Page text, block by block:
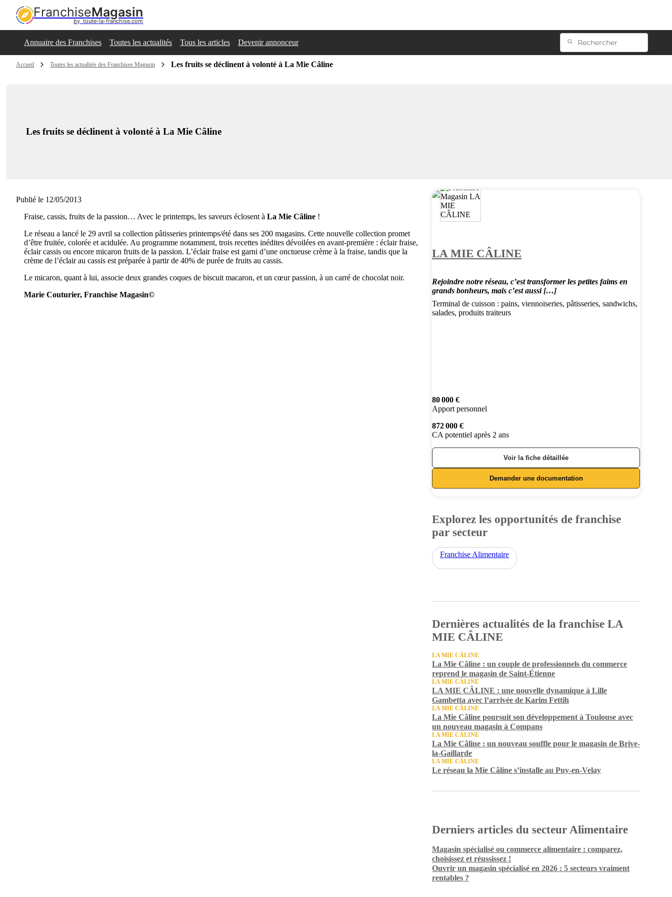
FranchiseMagasin
by  toute-la-franchise.com
Annuaire des Franchises Toutes les actualités Tous les articles Devenir annonceur
Accueil Toutes les actualités des Franchises Magasin Les fruits se déclinent à volonté à La Mie Câline
Les fruits se déclinent à volonté à La Mie Câline
Publié le 12/05/2013
Fraise, cassis, fruits de la passion… Avec le printemps, les saveurs éclosent à La Mie Câline !
Le réseau a lancé le 29 avril sa collection pâtisseries printemps/été dans ses 200 magasins. Cette nouvelle collection promet
d’être fruitée, colorée et acidulée. Au programme notamment, trois recettes inédites dévoilées en avant-première : éclair fraise,
éclair cassis ou encore micaron fruits de la passion. L’éclair fraise est garni d’une onctueuse crème à la fraise, tandis que la
crème de l’éclair au cassis est préparée à partir de 40% de purée de fruits au cassis.
Le micaron, quant à lui, associe deux grandes coques de biscuit macaron, et un cœur passion, à un carré de chocolat noir.
Marie Couturier, Franchise Magasin©
LA MIE CÂLINE
Rejoindre notre réseau, c’est transformer les petites faims en
grands bonheurs, mais c’est aussi […]
Terminal de cuisson : pains, viennoiseries, pâtisseries, sandwichs,
salades, produits traiteurs
80 000 €
Apport personnel
872 000 €
CA potentiel après 2 ans
Voir la fiche détaillée
Demander une documentation
Explorez les opportunités de franchise
par secteur
Franchise Alimentaire
Dernières actualités de la franchise LA
MIE CÂLINE
LA MIE CÂLINE
La Mie Câline : un couple de professionnels du commerce
reprend le magasin de Saint-Étienne
LA MIE CÂLINE
LA MIE CÂLINE : une nouvelle dynamique à Lille
Gambetta avec l’arrivée de Karim Fettih
LA MIE CÂLINE
La Mie Câline poursuit son développement à Toulouse avec
un nouveau magasin à Compans
LA MIE CÂLINE
La Mie Câline : un nouveau souffle pour le magasin de Brive-
la-Gaillarde
LA MIE CÂLINE
Le réseau la Mie Câline s’installe au Puy-en-Velay
Derniers articles du secteur Alimentaire
Magasin spécialisé ou commerce alimentaire : comparez,
choisissez et réussissez !
Ouvrir un magasin spécialisé en 2026 : 5 secteurs vraiment
rentables ?